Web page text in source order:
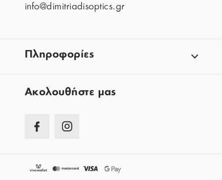
info@dimitriadisoptics.gr
Πληροφορίες
Aκολουθήστε μας